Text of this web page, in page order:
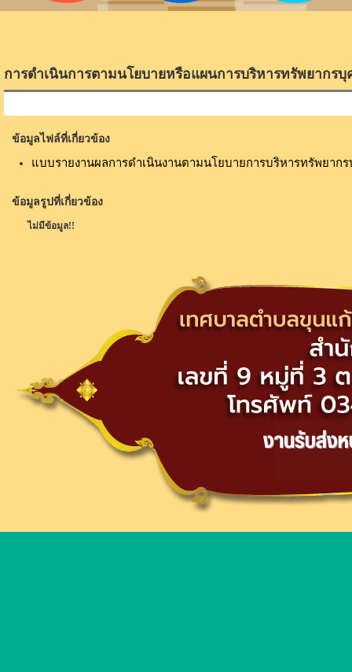
การดำเนินการตามนโยบายหรือแผนการบริหารทรัพยากร
ข้อมูลไฟล์ที่เกี่ยวข้อง
แบบรายงานผลการดำเนินงานตามนโยบายการบริหารทรัพยาก
ข้อมูลรูปที่เกี่ยวข้อง
ไม่มีข้อมูล!!